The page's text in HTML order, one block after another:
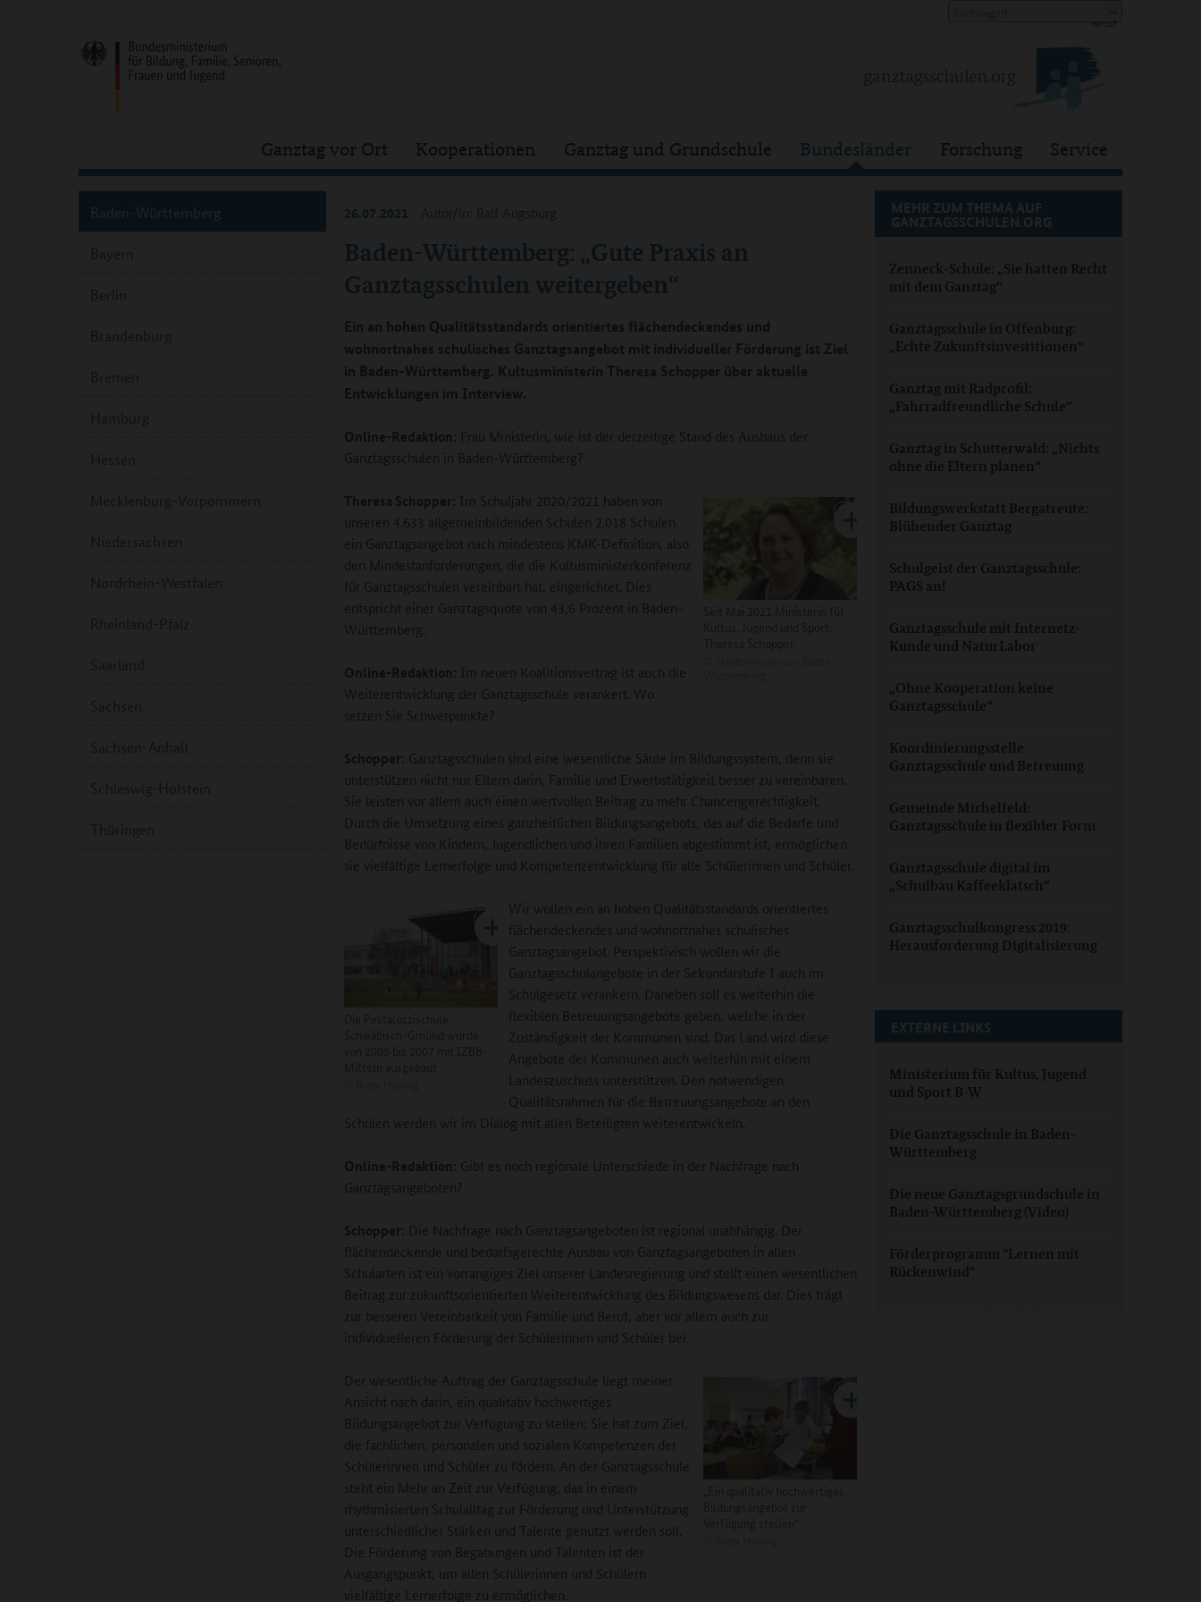
Ganztag vor Ort Kooperationen Ganztag und Grundschule Bundesländer Forschung Service
Baden-Württemberg: „Gute Praxis an
Ganztagsschulen weitergeben“
26.07.2021 Autor/in: Ralf Augsburg
Ein an hohen Qualitätsstandards orientiertes flächendeckendes und
wohnortnahes schulisches Ganztagsangebot mit individueller Förderung ist Ziel
in Baden-Württemberg. Kultusministerin Theresa Schopper über aktuelle
Entwicklungen im Interview.
Online-Redaktion: Frau Ministerin, wie ist der derzeitige Stand des Ausbaus der
Ganztagsschulen in Baden-Württemberg?
Theresa Schopper: Im Schuljahr 2020/2021 haben von
unseren 4.633 allgemeinbildenden Schulen 2.018 Schulen
ein Ganztagsangebot nach mindestens KMK-Definition, also
den Mindestanforderungen, die die Kultusministerkonferenz
für Ganztagsschulen vereinbart hat, eingerichtet. Dies
entspricht einer Ganztagsquote von 43,6 Prozent in Baden-
Württemberg.
Online-Redaktion: Im neuen Koalitionsvertrag ist auch die
Weiterentwicklung der Ganztagsschule verankert. Wo
setzen Sie Schwerpunkte?
Schopper: Ganztagsschulen sind eine wesentliche Säule im Bildungssystem, denn sie
unterstützen nicht nur Eltern darin, Familie und Erwerbstätigkeit besser zu vereinbaren.
Sie leisten vor allem auch einen wertvollen Beitrag zu mehr Chancengerechtigkeit.
Durch die Umsetzung eines ganzheitlichen Bildungsangebots, das auf die Bedarfe und
Bedürfnisse von Kindern, Jugendlichen und ihren Familien abgestimmt ist, ermöglichen
sie vielfältige Lernerfolge und Kompetenzentwicklung für alle Schülerinnen und Schüler.
Wir wollen ein an hohen Qualitätsstandards orientiertes
flächendeckendes und wohnortnahes schulisches
Ganztagsangebot. Perspektivisch wollen wir die
Ganztagsschulangebote in der Sekundarstufe I auch im
Schulgesetz verankern. Daneben soll es weiterhin die
flexiblen Betreuungsangebote geben, welche in der
Zuständigkeit der Kommunen sind. Das Land wird diese
Angebote der Kommunen auch weiterhin mit einem
Landeszuschuss unterstützen. Den notwendigen
Qualitätsrahmen für die Betreuungsangebote an den
Schulen werden wir im Dialog mit allen Beteiligten weiterentwickeln.
Online-Redaktion: Gibt es noch regionale Unterschiede in der Nachfrage nach
Ganztagsangeboten?
Schopper: Die Nachfrage nach Ganztagsangeboten ist regional unabhängig. Der
flächendeckende und bedarfsgerechte Ausbau von Ganztagsangeboten in allen
Schularten ist ein vorrangiges Ziel unserer Landesregierung und stellt einen wesentlichen
Beitrag zur zukunftsorientierten Weiterentwicklung des Bildungswesens dar. Dies trägt
zur besseren Vereinbarkeit von Familie und Beruf, aber vor allem auch zur
individuelleren Förderung der Schülerinnen und Schüler bei.
Der wesentliche Auftrag der Ganztagsschule liegt meiner
Ansicht nach darin, ein qualitativ hochwertiges
Bildungsangebot zur Verfügung zu stellen: Sie hat zum Ziel,
die fachlichen, personalen und sozialen Kompetenzen der
Schülerinnen und Schüler zu fördern. An der Ganztagsschule
steht ein Mehr an Zeit zur Verfügung, das in einem
rhythmisierten Schulalltag zur Förderung und Unterstützung
unterschiedlicher Stärken und Talente genutzt werden soll.
Die Förderung von Begabungen und Talenten ist der
Ausgangspunkt, um allen Schülerinnen und Schülern
vielfältige Lernerfolge zu ermöglichen.
MEHR ZUM THEMA AUF
GANZTAGSSCHULEN.ORG
Zenneck-Schule: „Sie hatten Recht
mit dem Ganztag“
Ganztagsschule in Offenburg:
„Echte Zukunftsinvestitionen“
Ganztag mit Radprofil:
„Fahrradfreundliche Schule“
Ganztag in Schutterwald: „Nichts
ohne die Eltern planen“
Bildungswerkstatt Bergatreute:
Blühender Ganztag
Schulgeist der Ganztagsschule:
PAGS an!
Ganztagsschule mit Internetz-
Kunde und NaturLabor
„Ohne Kooperation keine
Ganztagsschule“
Koordinierungsstelle
Ganztagsschule und Betreuung
Gemeinde Michelfeld:
Ganztagsschule in flexibler Form
Ganztagsschule digital im
„Schulbau Kaffeeklatsch“
Ganztagsschulkongress 2019:
Herausforderung Digitalisierung
EXTERNE LINKS
Ministerium für Kultus, Jugend
und Sport B-W
Die Ganztagsschule in Baden-
Württemberg
Die neue Ganztagsgrundschule in
Baden-Württemberg (Video)
Förderprogramm "Lernen mit
Rückenwind"
Baden-Württemberg
Bayern
Berlin
Brandenburg
Bremen
Hamburg
Hessen
Mecklenburg-Vorpommern
Niedersachsen
Nordrhein-Westfalen
Rheinland-Pfalz
Saarland
Sachsen
Sachsen-Anhalt
Schleswig-Holstein
Thüringen